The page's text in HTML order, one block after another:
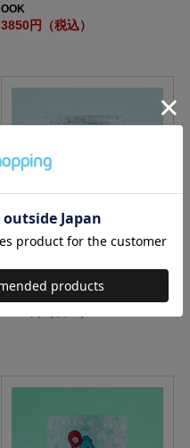
OOK
3850円（税込）
シナモロール 重ねてらくらく収
納！ 真空断熱タンブラーBOOK